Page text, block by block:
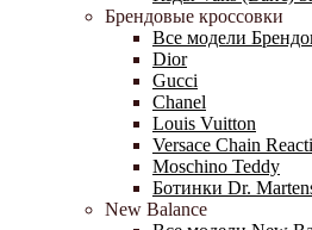
Брендовые кроссовки
Все модели
Dior
Gucci
Chanel
Louis Vuitton
Versace Chain
Moschino Teddy
Ботинки Dr.
New Balance